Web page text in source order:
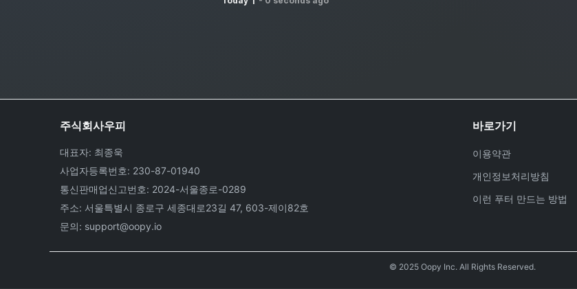
주식회사우피
대표자: 최종욱
사업자등록번호: 230-87-01940
통신판매업신고번호: 2024-서울종로-0289
주소: 서울특별시 종로구 세종대로23길 47, 603-제이82호
문의: support@oopy.io
바로가기
이용약관
개인정보처리방침
이런 푸터 만드는 방법
© 2025 Oopy Inc. All Rights Reserved.